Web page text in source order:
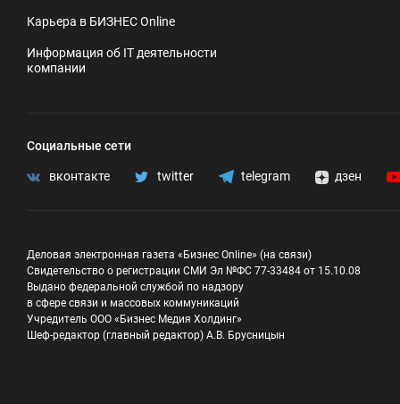
Карьера в БИЗНЕС Online
Информация об IT деятельности
компании
Социальные сети
вконтакте twitter telegram дзен
Деловая электронная газета «Бизнес Online» (на связи)
Свидетельство о регистрации СМИ Эл №ФС 77-33484 от 15.10.08
Выдано федеральной службой по надзору
в сфере связи и массовых коммуникаций
Учредитель ООО «Бизнес Медия Холдинг»
Шеф-редактор (главный редактор) А.В. Брусницын